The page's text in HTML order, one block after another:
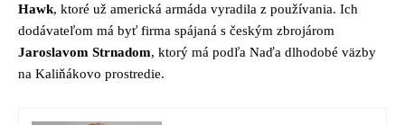
Hawk, ktoré už americká armáda vyradila z používania. Ich
dodávateľom má byť firma spájaná s českým zbrojárom
Jaroslavom Strnadom, ktorý má podľa Naďa dlhodobé väzby
na Kaliňákovo prostredie.